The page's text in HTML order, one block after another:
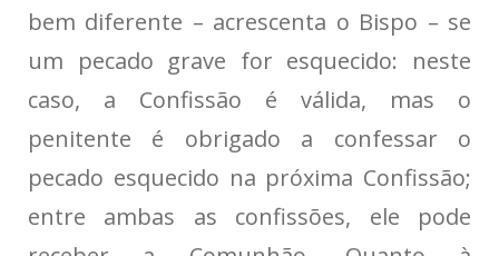
bem diferente – acrescenta o Bispo – se
um pecado grave for esquecido: neste
caso, a Confissão é válida, mas o
penitente é obrigado a confessar o
pecado esquecido na próxima Confissão;
entre ambas as confissões, ele pode